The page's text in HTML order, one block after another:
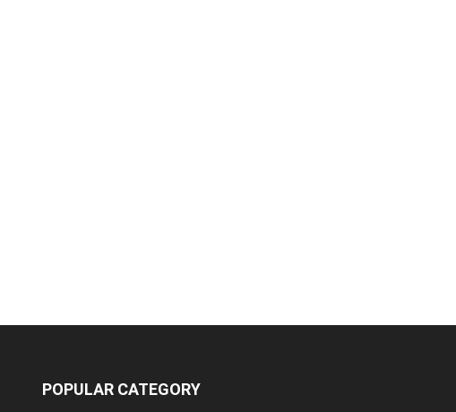
POPULAR CATEGORY